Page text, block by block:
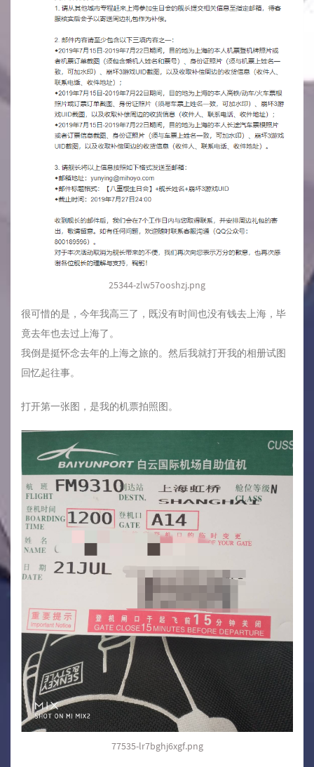
25344-zlw57ooshzj.png
很可惜的是，今年我高三了，既没有时间也没有钱去上海，毕
竟去年也去过上海了。
我倒是挺怀念去年的上海之旅的。然后我就打开我的相册试图
回忆起往事。
打开第一张图，是我的机票拍照图。
77535-lr7bghj6xgf.png